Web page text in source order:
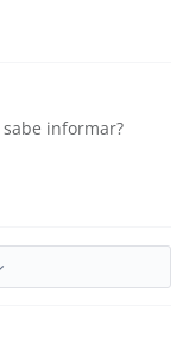
informar?